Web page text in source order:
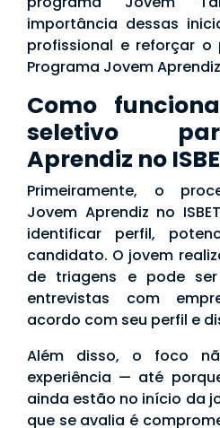
importância dessas
profissional e reforçar
Programa Jovem
Como
seletivo
Aprendiz no
Primeiramente, o
Jovem Aprendiz no
identificar perfil,
candidato. O jovem
de triagens e pode
entrevistas com
acordo com seu perfil e
Além disso, o foco
experiência — até
ainda estão no início da
que se avalia é